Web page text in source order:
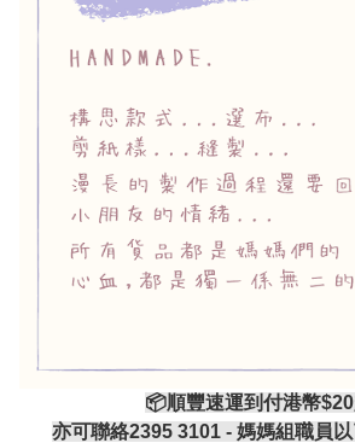
📦順豐速運到付港幣$20
亦可聯絡2395 3101 - 媽媽組職員